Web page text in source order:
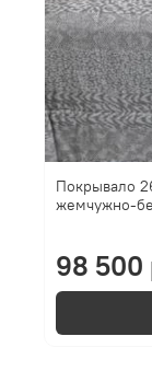
Покрывало
жемчужно-
98 500